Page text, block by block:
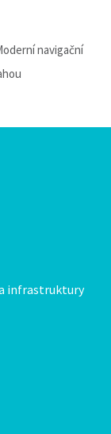
navigační
infrastruktury